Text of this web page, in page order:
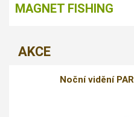
MAGNET FISHING
AKCE
Noční vidění